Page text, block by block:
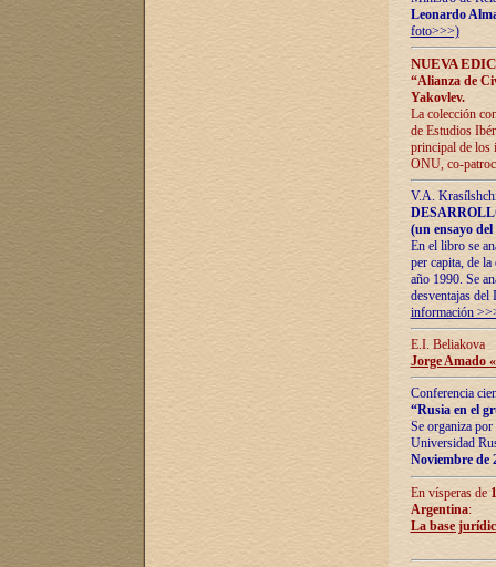
Leonardo
foto>>>)
NUEVA
“Alianza de
Yakovlev.
La colección
de Estudios
principal de los
ONU, co-
V.A.
(un ensayo
En el libro se
per capita, de
año 1990. Se
desventajas
información
E.I. Beliakova
Jorge Amado
Conferencia
“Rusia en el
Se organiza
Universidad
Noviembre de
En vísperas de
Argentina:
La base